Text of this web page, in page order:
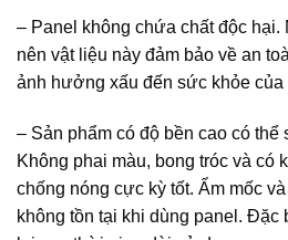
– Panel không chứa chất độc hại.
nên vật liệu này đảm bảo về an
ảnh hưởng xấu đến sức khỏe
– Sản phẩm có độ bền cao có thể
Không phai màu, bong tróc và có
chống nóng cực kỳ tốt. Ẩm mốc
không tồn tại khi dùng panel. Đặc